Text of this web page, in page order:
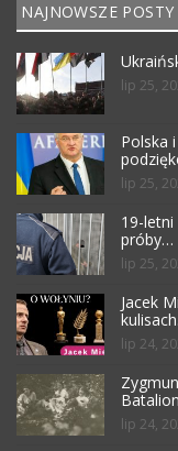
NAJNOWSZE POSTY
lip 25,
Polska
lip 25,
19-
próby…
lip 25,
Jacek
lip 24,
lip 24,